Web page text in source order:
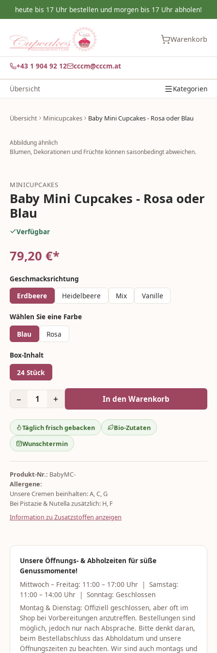
heute bis 17 Uhr bestellen und morgen bis 17 Uhr abholen!
Warenkorb
+43 1 904 92 12 cccm@cccm.at
Übersicht Kategorien
Übersicht Minicupcakes Baby Mini Cupcakes - Rosa oder Blau
Abbildung ähnlich
Blumen, Dekorationen und Früchte können saisonbedingt abweichen.
MINICUPCAKES
Baby Mini Cupcakes - Rosa oder
Blau
Verfügbar
79,20 €*
Geschmacksrichtung
Erdbeere
Heidelbeere Mix Vanille
Wählen Sie eine Farbe
Blau
Rosa
Box-Inhalt
24 Stück
− 1 + In den Warenkorb
Täglich frisch gebacken
Bio-Zutaten
Wunschtermin
Produkt-Nr.: BabyMC-
Allergene:
Unsere Cremen beinhalten: A, C, G
Bei Pistazie & Nutella zusätzlich: H, F
Information zu Zusatzstoffen anzeigen
Unsere Öffnungs- & Abholzeiten für süße
Genussmomente!
Mittwoch – Freitag: 11:00 – 17:00 Uhr | Samstag:
11:00 – 14:00 Uhr | Sonntag: Geschlossen
Montag & Dienstag: Offiziell geschlossen, aber oft im
Shop bei Vorbereitungen anzutreffen. Bestellungen sind
möglich, jedoch nur nach Absprache. Bitte denkt daran,
beim Bestellabschluss das Abholdatum und unsere
Öffnungszeiten zu beachten. Wir sind auch montags und